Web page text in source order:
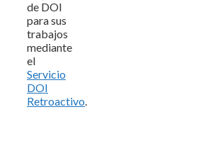
de DOI
para sus
trabajos
mediante
el
Servicio
DOI
Retroactivo.